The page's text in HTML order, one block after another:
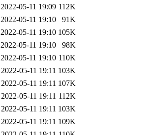
2022-05-11 19:09 112K
2022-05-11 19:10
91K
2022-05-11 19:10 105K
2022-05-11 19:10
98K
2022-05-11 19:10 110K
2022-05-11 19:11 103K
2022-05-11 19:11 107K
2022-05-11 19:11 112K
2022-05-11 19:11 103K
2022-05-11 19:11 109K